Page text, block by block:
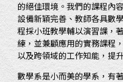
的絕佳環境。我們的課程內
設備新穎完善、教師各具數
程採小班教學輔以演習課，
練，並兼顧應用的實務課程
以及跨領域的工作知能，提
數學系是小而美的學系，有